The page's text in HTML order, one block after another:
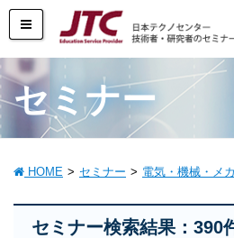
セミナー
HOME セミナー 電気・機械・メ
セミナー検索結果：390